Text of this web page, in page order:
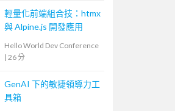
輕量化前端組合技：htmx
與 Alpine.js 開發應用
Hello World Dev Conference
| 26 分
GenAI 下的敏捷領導力工
具箱